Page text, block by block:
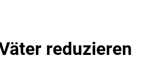
reduzieren